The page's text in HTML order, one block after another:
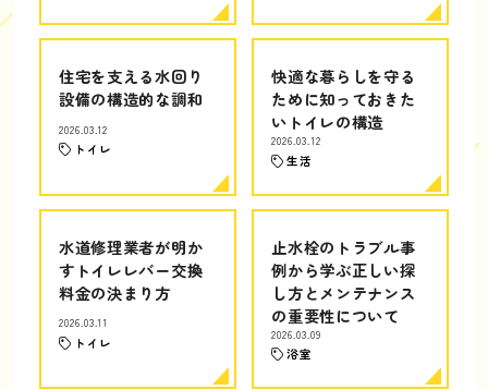
住宅を支える水回り
設備の構造的な調和
2026.03.12
トイレ
快適な暮らしを守る
ために知っておきた
いトイレの構造
2026.03.12
生活
水道修理業者が明か
すトイレレバー交換
料金の決まり方
2026.03.11
トイレ
止水栓のトラブル事
例から学ぶ正しい探
し方とメンテナンス
の重要性について
2026.03.09
浴室